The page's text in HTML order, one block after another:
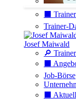
⬛️
Trainer-
Josef Maiwald
🔎
⬛️
Job-Börse
⬛️